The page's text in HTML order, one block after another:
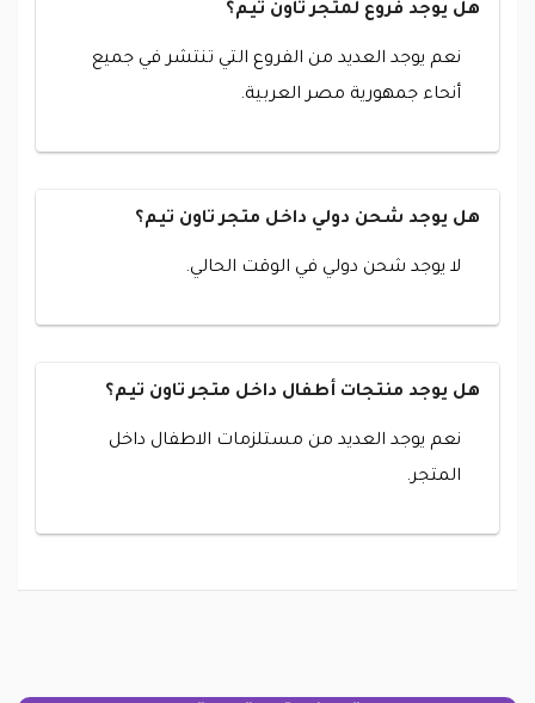
هل يوجد فروع لمتجر تاون تيم؟
نعم يوجد العديد من الفروع التي تنتشر في جميع
أنحاء جمهورية مصر العربية.
هل يوجد شحن دولي داخل متجر تاون تيم؟
لا يوجد شحن دولي في الوقت الحالي.
هل يوجد منتجات أطفال داخل متجر تاون تيم؟
نعم يوجد العديد من مستلزمات الاطفال داخل
المتجر.